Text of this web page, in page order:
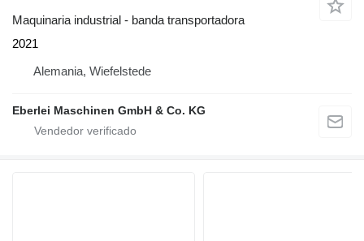
Maquinaria industrial - banda transportadora
2021
Alemania, Wiefelstede
Eberlei Maschinen GmbH & Co. KG